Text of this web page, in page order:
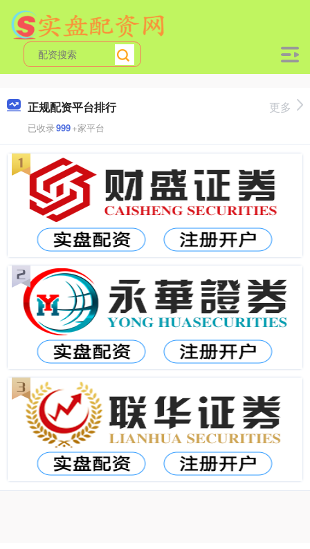
正规配资平台排行
已收录999+家平台
更多